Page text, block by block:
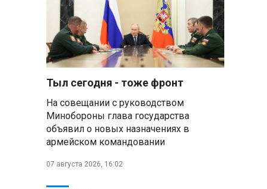
Тыл сегодня - тоже фронт
На совещании с руководством
Минобороны глава государства
объявил о новых назначениях в
армейском командовании
07 августа 2026, 16:02